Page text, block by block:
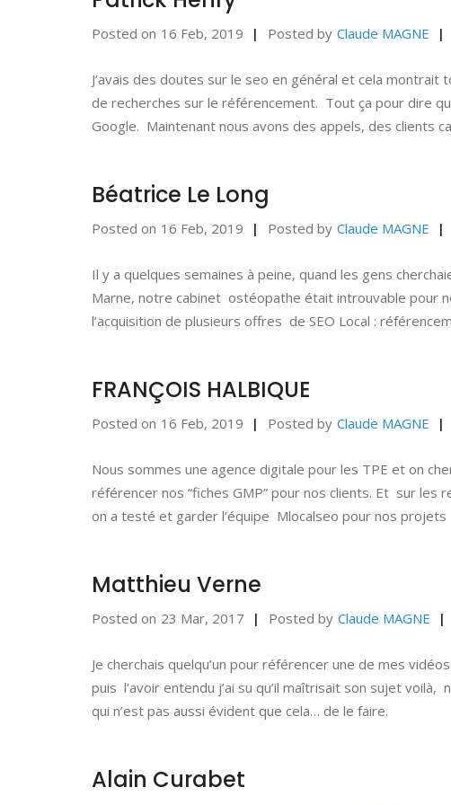
Posted on 16 Feb, 2019 Posted by Claude MAGNE
J’avais des doutes sur le seo en général et cela montrait
de recherches sur le référencement. Tout ça pour dire
Google. Maintenant nous avons des appels, des clients
Béatrice Le Long
Posted on 16 Feb, 2019 Posted by Claude MAGNE
Il y a quelques semaines à peine, quand les gens
Marne, notre cabinet ostéopathe était introuvable pour
l’acquisition de plusieurs offres de SEO Local :
FRANÇOIS HALBIQUE
Posted on 16 Feb, 2019 Posted by Claude MAGNE
Nous sommes une agence digitale pour les TPE et on
référencer nos “fiches GMP” pour nos clients. Et sur les
on a testé et garder l’équipe Mlocalseo pour nos
Matthieu Verne
Posted on 23 Mar, 2017 Posted by Claude MAGNE
Je cherchais quelqu’un pour référencer une de mes
puis l’avoir entendu j’ai su qu’il maîtrisait son sujet
qui n’est pas aussi évident que cela… de le faire.
Alain Curabet